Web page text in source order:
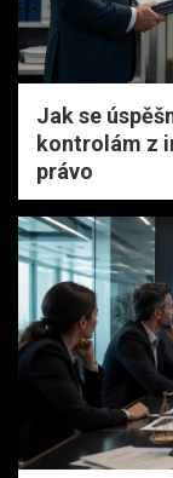
Jak se
kontrolám z
právo